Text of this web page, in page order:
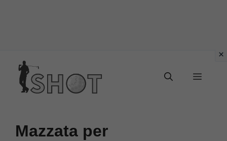
contenuto
Menu
Mazzata per